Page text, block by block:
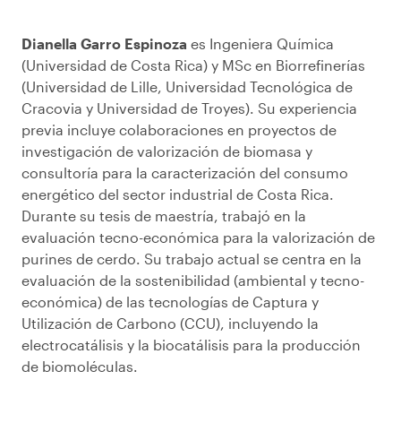
Dianella Garro Espinoza es Ingeniera Química
(Universidad de Costa Rica) y MSc en Biorrefinerías
(Universidad de Lille, Universidad Tecnológica de
Cracovia y Universidad de Troyes). Su experiencia
previa incluye colaboraciones en proyectos de
investigación de valorización de biomasa y
consultoría para la caracterización del consumo
energético del sector industrial de Costa Rica.
Durante su tesis de maestría, trabajó en la
evaluación tecno-económica para la valorización de
purines de cerdo. Su trabajo actual se centra en la
evaluación de la sostenibilidad (ambiental y tecno-
económica) de las tecnologías de Captura y
Utilización de Carbono (CCU), incluyendo la
electrocatálisis y la biocatálisis para la producción
de biomoléculas.